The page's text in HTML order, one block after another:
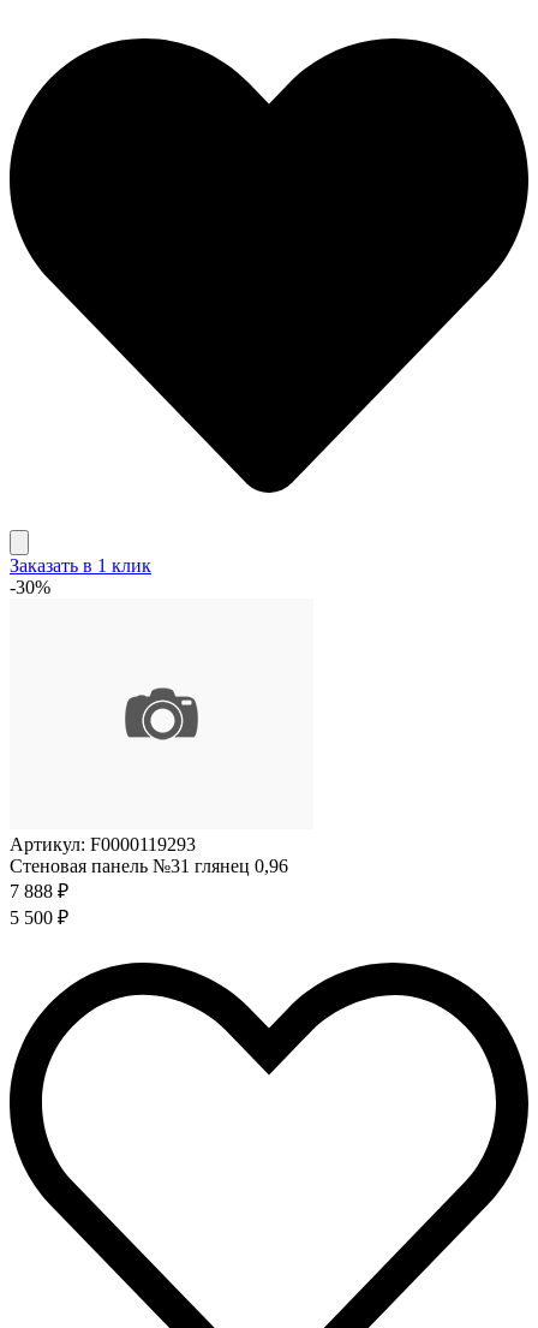
Заказать в 1 клик
-30%
Артикул: F0000119293
Стеновая панель №31 глянец 0,96
7 888 ₽
5 500 ₽